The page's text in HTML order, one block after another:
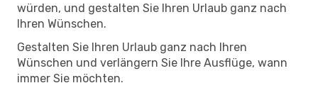
würden, und gestalten Sie Ihren Urlaub ganz nach
Ihren Wünschen.
Gestalten Sie Ihren Urlaub ganz nach Ihren
Wünschen und verlängern Sie Ihre Ausflüge, wann
immer Sie möchten.